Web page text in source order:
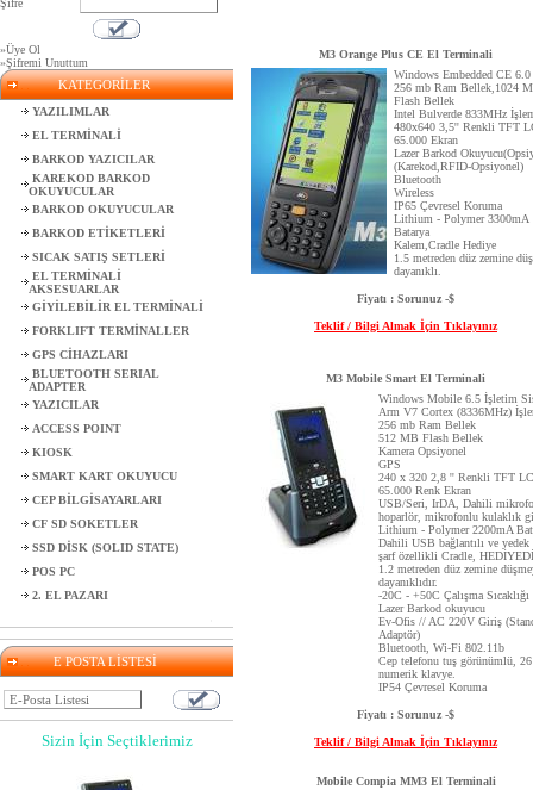
Şifre
»Üye Ol
»Şifremi Unuttum
KATEGORİLER
YAZILIMLAR
EL TERMİNALİ
BARKOD YAZICILAR
KAREKOD BARKOD
OKUYUCULAR
BARKOD OKUYUCULAR
BARKOD ETİKETLERİ
SICAK SATIŞ SETLERİ
EL TERMİNALİ
AKSESUARLAR
GİYİLEBİLİR EL TERMİNALİ
FORKLIFT TERMİNALLER
GPS CİHAZLARI
BLUETOOTH SERIAL
ADAPTER
YAZICILAR
ACCESS POINT
KIOSK
SMART KART OKUYUCU
CEP BİLGİSAYARLARI
CF SD SOKETLER
SSD DİSK (SOLID STATE)
POS PC
2. EL PAZARI
E POSTA LİSTESİ
Sizin İçin Seçtiklerimiz
M3 Orange Plus CE El Terminali
Windows Embedded CE 6.0
256 mb Ram Bellek,1024
Flash Bellek
Intel Bulverde 833MHz
480x640 3,5'' Renkli TFT
65.000 Ekran
Lazer Barkod
(Karekod,RFID-Opsiyonel)
Bluetooth
Wireless
IP65 Çevresel Koruma
Lithium - Polymer 3300mA
Batarya
Kalem,Cradle Hediye
1.5 metreden düz zemine
dayanıklı.
Fiyatı : Sorunuz -$
Teklif / Bilgi Almak İçin Tıklayınız
M3 Mobile Smart El Terminali
Windows Mobile 6.5 İşletim
Arm V7 Cortex (8336MHz)
256 mb Ram Bellek
512 MB Flash Bellek
Kamera Opsiyonel
GPS
240 x 320 2,8 '' Renkli TFT
65.000 Renk Ekran
USB/Seri, IrDA, Dahili
hoparlör, mikrofonlu kulaklık
Lithium - Polymer 2200mA
Dahili USB bağlantılı ve
şarf özellikli Cradle,
1.2 metreden düz zemine
dayanıklıdır.
-20C - +50C Çalışma Sıcaklığı
Lazer Barkod okuyucu
Ev-Ofis // AC 220V Giriş
Adaptör)
Bluetooth, Wi-Fi 802.11b
Cep telefonu tuş görünümlü,
numerik klavye.
IP54 Çevresel Koruma
Fiyatı : Sorunuz -$
Teklif / Bilgi Almak İçin Tıklayınız
Mobile Compia MM3 El Terminali